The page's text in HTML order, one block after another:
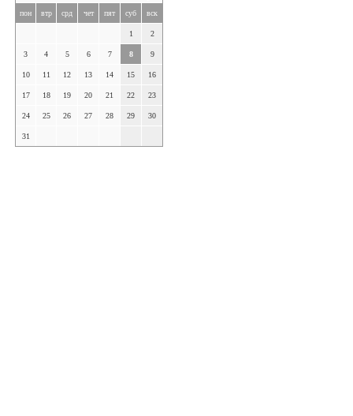
пон втр срд чет пят суб вск
1 2
3 4 5 6 7 8 9
10 11 12 13 14 15 16
17 18 19 20 21 22 23
24 25 26 27 28 29 30
31